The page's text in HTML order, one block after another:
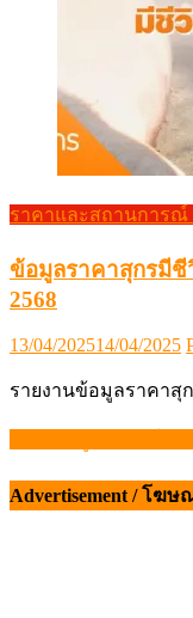
ราคาและสถานการณ์
ข้อมูลราคาสุกรมี
2568
Posted
13/04/202514/04/2025
รายงานข้อมูลราคาสุ
แนะแนว
เรื่อง
Advertisement / โฆษ